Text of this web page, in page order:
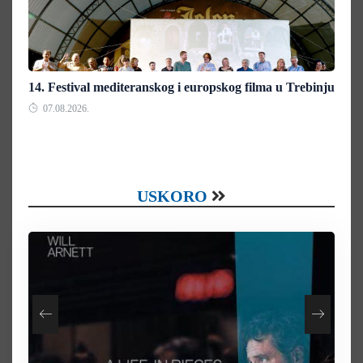
14. Festival mediteranskog i europskog filma u Trebinju
07.08.2026.
USKORO